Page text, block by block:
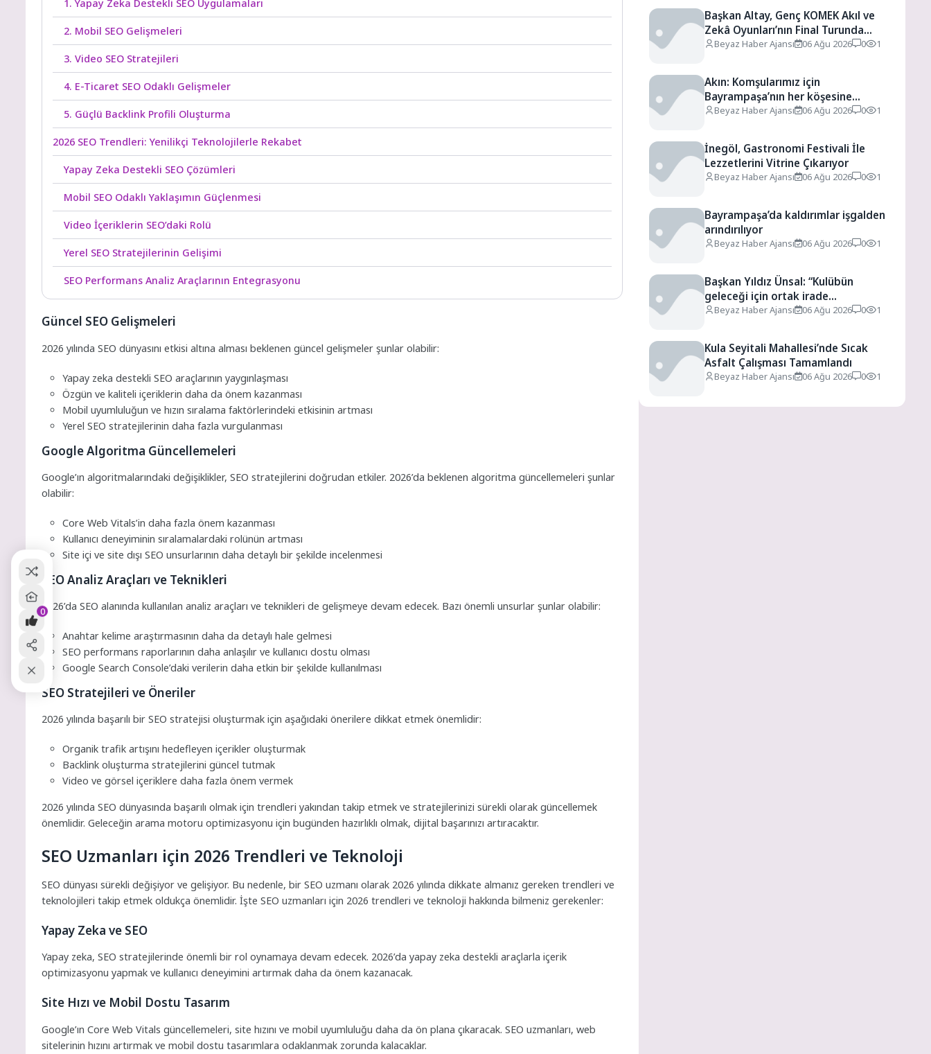
1. Yapay Zeka Destekli SEO Uygulamaları
2. Mobil SEO Gelişmeleri
3. Video SEO Stratejileri
4. E-Ticaret SEO Odaklı Gelişmeler
5. Güçlü Backlink Profili Oluşturma
2026 SEO Trendleri: Yenilikçi Teknolojilerle Rekabet
Yapay Zeka Destekli SEO Çözümleri
Mobil SEO Odaklı Yaklaşımın Güçlenmesi
Video İçeriklerin SEO’daki Rolü
Yerel SEO Stratejilerinin Gelişimi
SEO Performans Analiz Araçlarının Entegrasyonu
Güncel SEO Gelişmeleri
2026 yılında SEO dünyasını etkisi altına alması beklenen güncel gelişmeler şunlar olabilir:
Yapay zeka destekli SEO araçlarının yaygınlaşması
Özgün ve kaliteli içeriklerin daha da önem kazanması
Mobil uyumluluğun ve hızın sıralama faktörlerindeki etkisinin artması
Yerel SEO stratejilerinin daha fazla vurgulanması
Google Algoritma Güncellemeleri
Google’ın algoritmalarındaki değişiklikler, SEO stratejilerini doğrudan etkiler. 2026’da beklenen algoritma güncellemeleri şunlar
olabilir:
Core Web Vitals’in daha fazla önem kazanması
Kullanıcı deneyiminin sıralamalardaki rolünün artması
Site içi ve site dışı SEO unsurlarının daha detaylı bir şekilde incelenmesi
SEO Analiz Araçları ve Teknikleri
2026’da SEO alanında kullanılan analiz araçları ve teknikleri de gelişmeye devam edecek. Bazı önemli unsurlar şunlar olabilir:
Anahtar kelime araştırmasının daha da detaylı hale gelmesi
SEO performans raporlarının daha anlaşılır ve kullanıcı dostu olması
Google Search Console’daki verilerin daha etkin bir şekilde kullanılması
SEO Stratejileri ve Öneriler
2026 yılında başarılı bir SEO stratejisi oluşturmak için aşağıdaki önerilere dikkat etmek önemlidir:
Organik trafik artışını hedefleyen içerikler oluşturmak
Backlink oluşturma stratejilerini güncel tutmak
Video ve görsel içeriklere daha fazla önem vermek
2026 yılında SEO dünyasında başarılı olmak için trendleri yakından takip etmek ve stratejilerinizi sürekli olarak güncellemek
önemlidir. Geleceğin arama motoru optimizasyonu için bugünden hazırlıklı olmak, dijital başarınızı artıracaktır.
SEO Uzmanları için 2026 Trendleri ve Teknoloji
SEO dünyası sürekli değişiyor ve gelişiyor. Bu nedenle, bir SEO uzmanı olarak 2026 yılında dikkate almanız gereken trendleri ve
teknolojileri takip etmek oldukça önemlidir. İşte SEO uzmanları için 2026 trendleri ve teknoloji hakkında bilmeniz gerekenler:
Yapay Zeka ve SEO
Yapay zeka, SEO stratejilerinde önemli bir rol oynamaya devam edecek. 2026’da yapay zeka destekli araçlarla içerik
optimizasyonu yapmak ve kullanıcı deneyimini artırmak daha da önem kazanacak.
Site Hızı ve Mobil Dostu Tasarım
Google’ın Core Web Vitals güncellemeleri, site hızını ve mobil uyumluluğu daha da ön plana çıkaracak. SEO uzmanları, web
sitelerinin hızını artırmak ve mobil dostu tasarımlara odaklanmak zorunda kalacaklar.
Başkan Altay, Genç KOMEK Akıl ve
Zekâ Oyunları’nın Final Turunda
Öğrencilerin Heyecanını Paylaştı
Beyaz Haber Ajansı 06 Ağu 2026 0 1
Akın: Komşularımız için
Bayrampaşa’nın her köşesine
dokunuyoruz
Beyaz Haber Ajansı 06 Ağu 2026 0 1
İnegöl, Gastronomi Festivali İle
Lezzetlerini Vitrine Çıkarıyor
Beyaz Haber Ajansı 06 Ağu 2026 0 1
Bayrampaşa’da kaldırımlar işgalden
arındırılıyor
Beyaz Haber Ajansı 06 Ağu 2026 0 1
Başkan Yıldız Ünsal: “Kulübün
geleceği için ortak irade
oluşturulmalı”
Beyaz Haber Ajansı 06 Ağu 2026 0 1
Kula Seyitali Mahallesi’nde Sıcak
Asfalt Çalışması Tamamlandı
Beyaz Haber Ajansı 06 Ağu 2026 0 1
0